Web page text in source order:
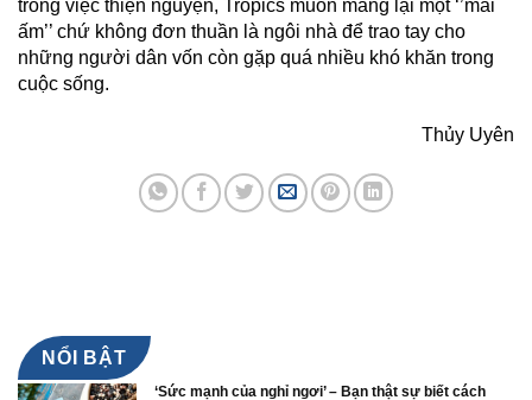
trong việc thiện nguyện, Tropics muốn mang lại một ‘’mái
ấm’’ chứ không đơn thuần là ngôi nhà để trao tay cho
những người dân vốn còn gặp quá nhiều khó khăn trong
cuộc sống.
Thủy Uyên
NỔI BẬT
‘Sức mạnh của nghỉ ngơi’ – Bạn thật sự biết cách